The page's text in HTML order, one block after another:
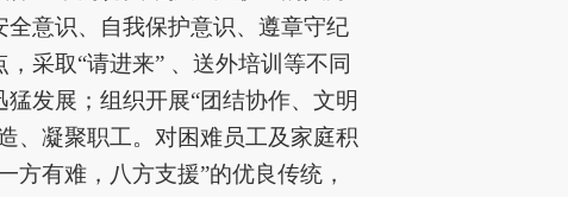
意识、自我保护意识、遵章守纪
，采取“请进来” 、送外培训等不同
发展； 组织开展“团结协作、文明
、凝聚职工。对困难员工及家庭积
方有难，八方支援”的优良传统，